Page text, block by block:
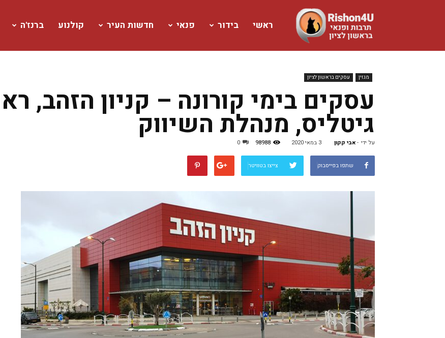
www.rishon4u.co.il
ראשי בידור פנאי חדשות העיר קולנוע ברנז'ה
מגזין עסקים בראשון לציון
עסקים בימי קורונה – קניון הזהב,
גיטליס, מנהלת השיווק
על ידי אבי קקון- 3 במאי 2020 98988
0
שתפו בפייסבוק צייצו בטוויטר